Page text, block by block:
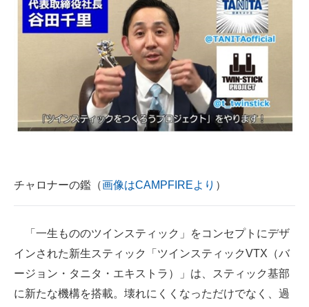
チャロナーの鑑（画像はCAMPFIREより ）
「一生もののツインスティック」をコンセプトにデザ
インされた新生スティック「ツインスティックVTX（バ
ージョン・タニタ・エキストラ）」は、スティック基部
に新たな機構を搭載。壊れにくくなっただけでなく、過